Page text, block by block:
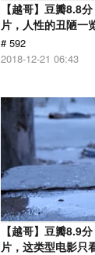
【越哥】豆瓣8.8
片，人性的丑陋一
# 592
2018-12-21 06:43
【越哥】豆瓣8.9
片，这类型电影只